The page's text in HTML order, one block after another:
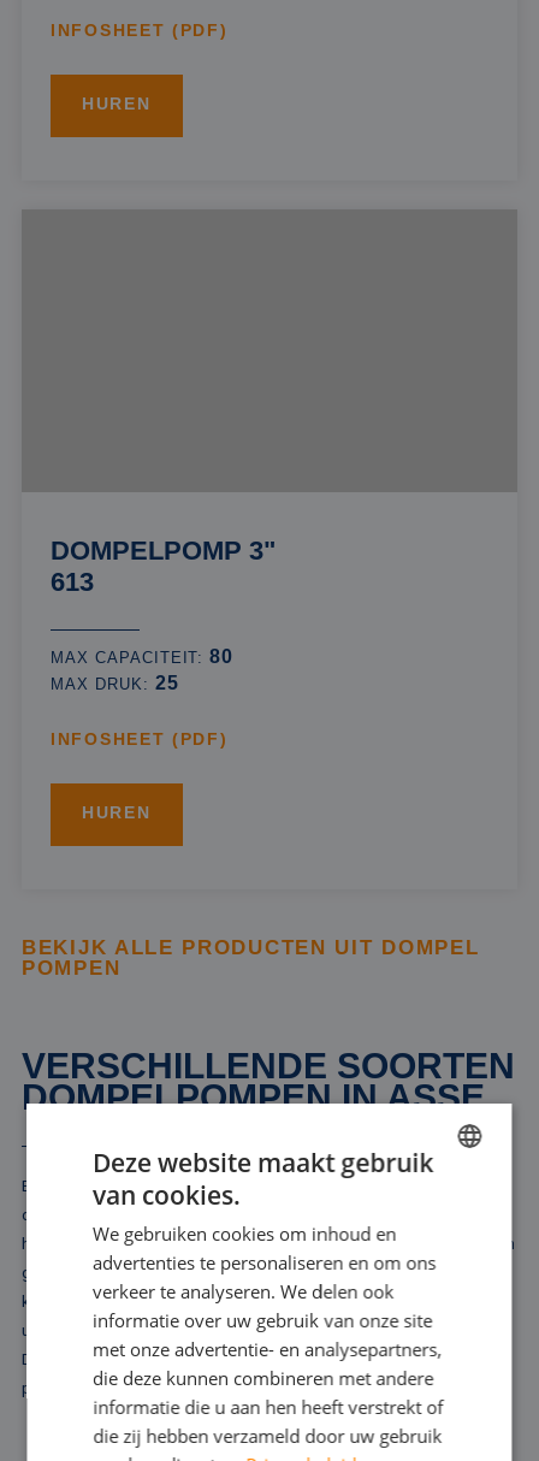
INFOSHEET (PDF)
HUREN
DOMPELPOMP 3"
613
MAX CAPACITEIT:80
MAX DRUK: 25
INFOSHEET (PDF)
HUREN
BEKIJK ALLE PRODUCTEN UIT DOMPEL
POMPEN
VERSCHILLENDE SOORTEN
DOMPELPOMPEN IN ASSE
Bij Rental Pumps bieden we u een breed scala aan dompelpompen
die geschikt zijn voor diverse toepassingen in Asse. In onze
huurvloot vindt u uitsluitend elektrische dompelpompen, variërend in
grootte en capaciteit. Onze selectie omvat modellen die vanaf 10
kubieke meter water per uur kunnen verplaatsen tot krachtige
uitvoeringen die tot wel 10.000 kubieke meter per uur aan kunnen.
Dit ruime aanbod zorgt ervoor dat we voor elke situatie een
passende oplossing kunnen bieden.
ENGLISH
Deze website maakt gebruik
van cookies.
We gebruiken cookies om inhoud en
advertenties te personaliseren en om ons
verkeer te analyseren. We delen ook
informatie over uw gebruik van onze site
met onze advertentie- en analysepartners,
die deze kunnen combineren met andere
informatie die u aan hen heeft verstrekt of
die zij hebben verzameld door uw gebruik